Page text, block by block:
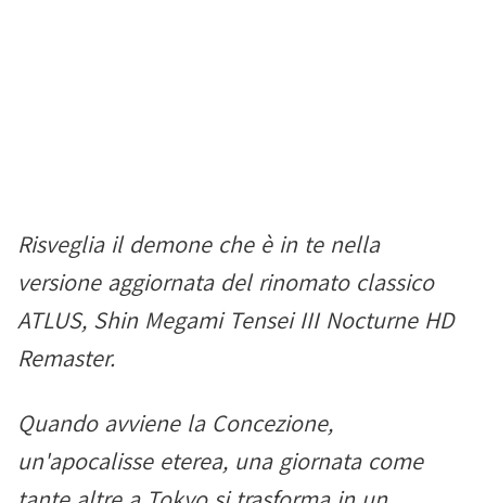
Risveglia il demone che è in te nella
versione aggiornata del rinomato classico
ATLUS, Shin Megami Tensei III Nocturne HD
Remaster.
Quando avviene la Concezione,
un'apocalisse eterea, una giornata come